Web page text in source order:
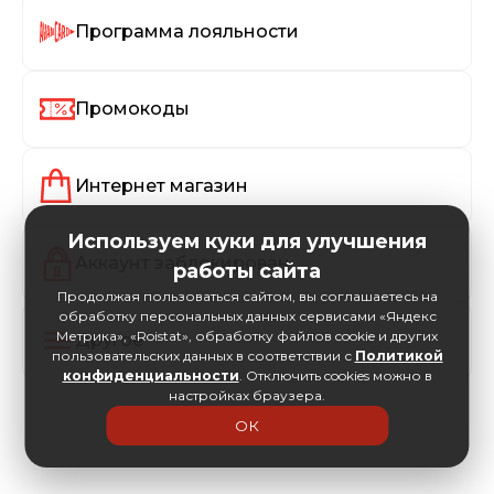
Программа лояльности
Промокоды
Интернет магазин
Аккаунт заблокирован
Другое
Используем куки для улучшения
работы сайта
Продолжая пользоваться сайтом, вы соглашаетесь на
обработку персональных данных сервисами «Яндекс
Метрика», «Roistat», обработку файлов cookie и других
пользовательских данных в соответствии с Политикой
конфиденциальности. Отключить cookies можно в
настройках браузера.
ОК